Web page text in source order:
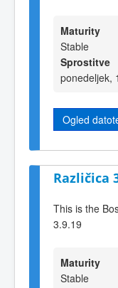
Maturity
Stable
Sprostitve
ponedeljek,
Ogled
Različica
This is the
3.9.19
Maturity
Stable